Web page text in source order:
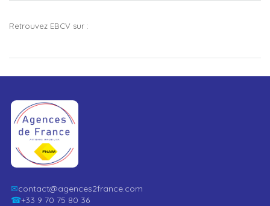
Retrouvez EBCV sur :
✉contact@agences2france.com
☎+33 9 70 75 80 36